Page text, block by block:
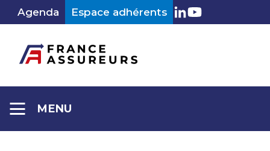
AllerAgenda Espace adhérents LinkedIn
Youtube
MENU